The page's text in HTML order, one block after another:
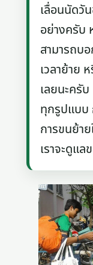
เลื่อนนัดวั
อย่างครับ
สามารถบอ
เวลาย้าย
เลยนะครั
ทุกรูปแบบ
การขนย้า
เราจะดูแ